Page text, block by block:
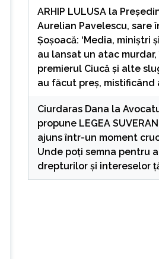
ARHIP LULUSAla
Aurelian Pavelescu, sare
Șoșoacă: ‘Media, miniștri
au lansat un atac
premierul Ciucă și alte
au făcut preș, mistificând
Ciurdaras Dana la
propune LEGEA
ajuns într-un moment
Unde poți semna pentru
drepturilor și intereselor